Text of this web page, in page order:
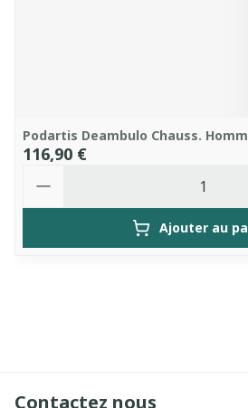
Podartis Deambulo Chauss.
116,90 €
Ajouter au
Contactez nous